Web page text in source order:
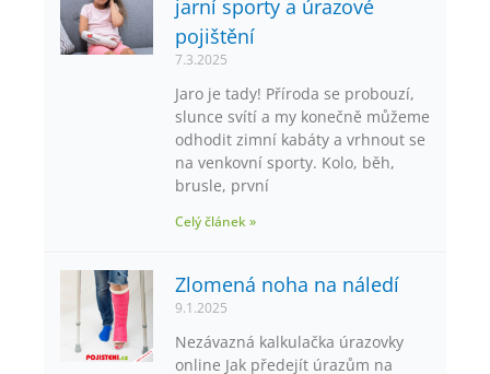
jarní sporty a úrazové
pojištění
7.3.2025
Jaro je tady! Příroda se probouzí,
slunce svítí a my konečně můžeme
odhodit zimní kabáty a vrhnout se
na venkovní sporty. Kolo, běh,
brusle, první
Celý článek »
Zlomená noha na náledí
9.1.2025
Nezávazná kalkulačka úrazovky
online Jak předejít úrazům na